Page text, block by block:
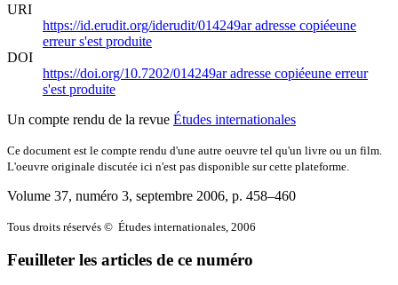
URI
https://id.erudit.org/iderudit/014249aradresse copiéeune
erreur s'est produite
DOI
https://doi.org/10.7202/014249aradresse copiéeune erreur
s'est produite
Un compte rendu de la revue Études internationales
Ce document est le compte rendu d'une autre oeuvre tel qu'un livre ou un film.
L'oeuvre originale discutée ici n'est pas disponible sur cette plateforme.
Volume 37, numéro 3, septembre 2006, p. 458–460
Tous droits réservés © Études internationales, 2006
Feuilleter les articles de ce numéro